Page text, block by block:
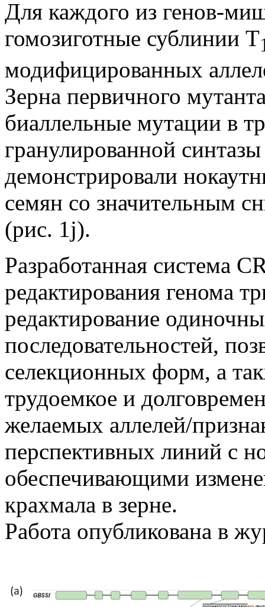
Для каждого из генов-
гомозиготные сублинии Т
модифицированных
Зерна первичного
биаллельные мутации в
гранулированной
демонстрировали
семян со значительным
(рис. 1j).
Разработанная система
редактирования генома
редактирование
последовательностей,
селекционных форм, а
трудоемкое и
желаемых аллелей/
перспективных линий с
обеспечивающими
крахмала в зерне.
Работа опубликована в